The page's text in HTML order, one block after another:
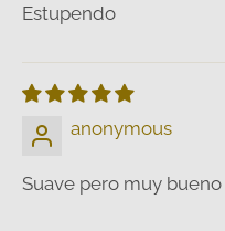
Estupendo
anonymous
Suave pero muy bueno